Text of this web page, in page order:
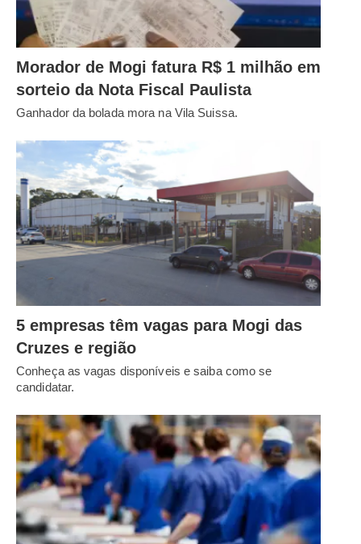
Morador de Mogi fatura R$ 1 milhão em
sorteio da Nota Fiscal Paulista
Ganhador da bolada mora na Vila Suissa.
5 empresas têm vagas para Mogi das
Cruzes e região
Conheça as vagas disponíveis e saiba como se
candidatar.